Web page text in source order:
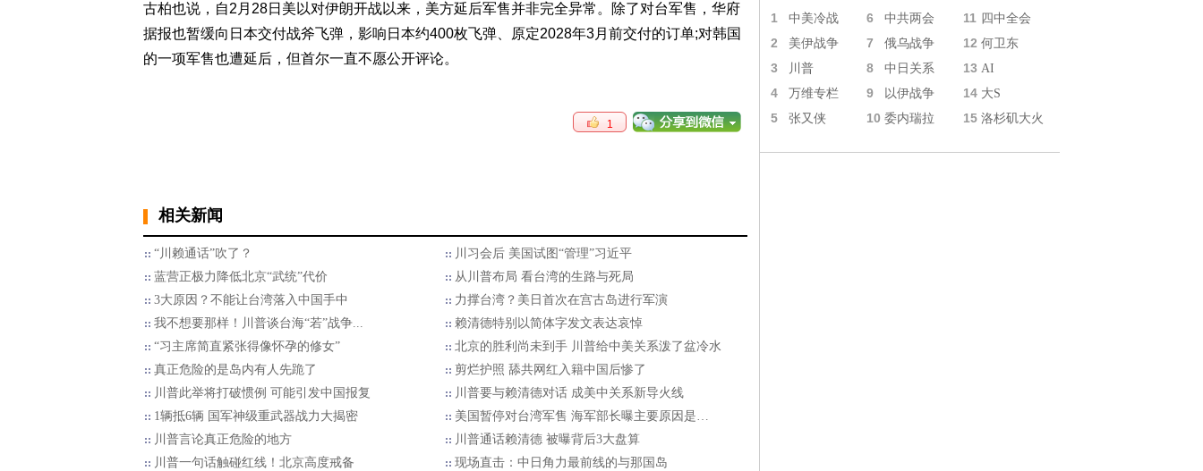
古柏也说，自2月28日美以对伊朗开战以来，美方延后军售并非完全异常。除了对台军售，华府
据报也暂缓向日本交付战斧飞弹，影响日本约400枚飞弹、原定2028年3月前交付的订单;对韩国
的一项军售也遭延后，但首尔一直不愿公开评论。
1
相关新闻
“川赖通话”吹了？
川习会后 美国试图“管理”习近平
蓝营正极力降低北京“武统”代价
从川普布局 看台湾的生路与死局
3大原因？不能让台湾落入中国手中
力撑台湾？美日首次在宫古岛进行军演
我不想要那样！川普谈台海“若”战争...
赖清德特别以简体字发文表达哀悼
“习主席简直紧张得像怀孕的修女”
北京的胜利尚未到手 川普给中美关系泼了盆冷水
​真正危险的是岛内有人先跪了
剪烂护照 舔共网红入籍中国后惨了
川普此举将打破惯例 可能引发中国报复
川普要与赖清德对话 成美中关系新导火线
1辆抵6辆 国军神级重武器战力大揭密
美国暂停对台湾军售 海军部长曝主要原因是…
川普言论真正危险的地方
川普通话赖清德 被曝背后3大盘算
川普一句话触碰红线！北京高度戒备
现场直击：中日角力最前线的与那国岛
1 中美冷战 6 中共两会 11 四中全会
2 美伊战争 7 俄乌战争 12 何卫东
3 川普 8 中日关系 13 AI
4 万维专栏 9 以伊战争 14 大S
5 张又侠 10 委内瑞拉 15 洛杉矶大火